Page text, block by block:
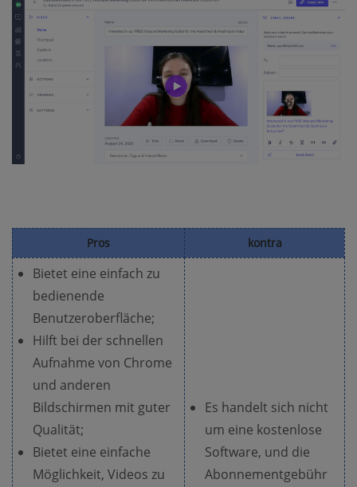
Pros kontra
Bietet eine einfach zu
bedienende
Benutzeroberfläche;
Hilft bei der schnellen
Aufnahme von Chrome
und anderen
Bildschirmen mit guter
Qualität;
Bietet eine einfache
Möglichkeit, Videos zu
Es handelt sich nicht
um eine kostenlose
Software, und die
Abonnementgebühr